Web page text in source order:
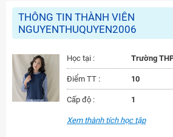
THÔNG TIN THÀNH VIÊN
NGUYENTHUQUYEN2006
Học tại : Trường
Điểm TT : 10
Cấp độ : 1
Xem thành tích học tập